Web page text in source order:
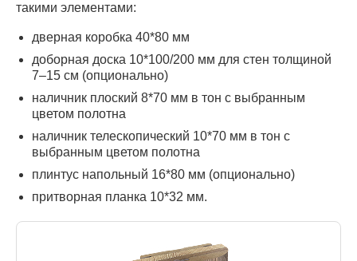
такими элементами:
дверная коробка 40*80 мм
доборная доска 10*100/200 мм для стен толщиной
7–15 см (опционально)
наличник плоский 8*70 мм в тон с выбранным
цветом полотна
наличник телескопический 10*70 мм в тон с
выбранным цветом полотна
плинтус напольный 16*80 мм (опционально)
притворная планка 10*32 мм.